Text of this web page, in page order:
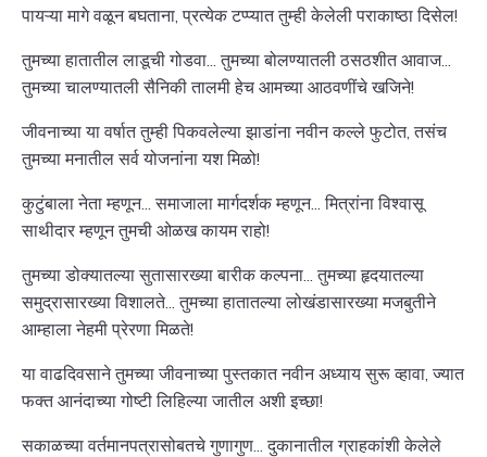
पायऱ्या मागे वळून बघताना, प्रत्येक टप्प्यात तुम्ही केलेली पराकाष्ठा दिसेल!
तुमच्या हातातील लाडूची गोडवा... तुमच्या बोलण्यातली ठसठशीत आवाज...
तुमच्या चालण्यातली सैनिकी तालमी हेच आमच्या आठवणींचे खजिने!
जीवनाच्या या वर्षात तुम्ही पिकवलेल्या झाडांना नवीन कल्ले फुटोत, तसंच
तुमच्या मनातील सर्व योजनांना यश मिळो!
कुटुंबाला नेता म्हणून... समाजाला मार्गदर्शक म्हणून... मित्रांना विश्वासू
साथीदार म्हणून तुमची ओळख कायम राहो!
तुमच्या डोक्यातल्या सुतासारख्या बारीक कल्पना... तुमच्या हृदयातल्या
समुद्रासारख्या विशालते... तुमच्या हातातल्या लोखंडासारख्या मजबुतीने
आम्हाला नेहमी प्रेरणा मिळते!
या वाढदिवसाने तुमच्या जीवनाच्या पुस्तकात नवीन अध्याय सुरू व्हावा, ज्यात
फक्त आनंदाच्या गोष्टी लिहिल्या जातील अशी इच्छा!
सकाळच्या वर्तमानपत्रासोबतचे गुणागुण... दुकानातील ग्राहकांशी केलेले